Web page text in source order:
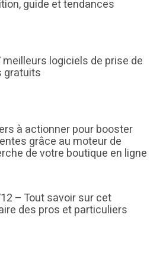
guide et tendances
meilleurs logiciels de prise de
gratuits
à actionner pour booster
grâce au moteur de
de votre boutique en ligne
– Tout savoir sur cet
des pros et particuliers